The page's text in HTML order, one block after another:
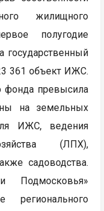
жилищного
полугодие
государственный
361 объект ИЖС.
фонда превысила
на земельных
ИЖС, ведения
(ЛПХ),
садоводства.
регионального